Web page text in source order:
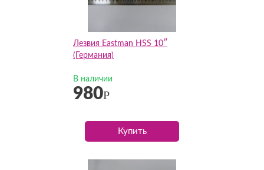
Лезвия Eastman HSS 10″
(Германия)
В наличии
980Р
Купить